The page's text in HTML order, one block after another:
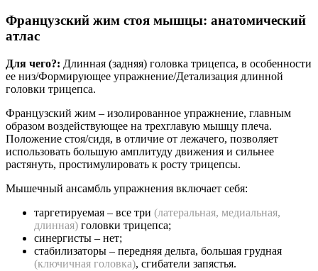
Французский жим стоя мышцы: анатомический
атлас
Для чего?: Длинная (задняя) головка трицепса, в особенности
ее низ/Формирующее упражнение/Детализация длинной
головки трицепса.
Французский жим – изолированное упражнение, главным
образом воздействующее на трехглавую мышцу плеча.
Положение стоя/сидя, в отличие от лежачего, позволяет
использовать большую амплитуду движения и сильнее
растянуть, простимулировать к росту трицепсы.
Мышечный ансамбль упражнения включает себя:
таргетируемая – все три (латеральная, медиальная,
длинная) головки трицепса;
синергисты – нет;
стабилизаторы – передняя дельта, большая грудная
(ключичная головка), сгибатели запястья.